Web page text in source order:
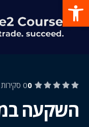
00 סקירות
השקעה